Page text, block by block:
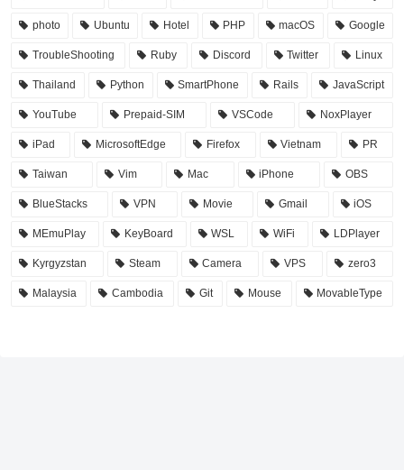
photo Ubuntu Hotel PHP macOS Google
TroubleShooting Ruby Discord Twitter Linux
Thailand Python SmartPhone Rails JavaScript
YouTube Prepaid-SIM VSCode NoxPlayer
iPad MicrosoftEdge Firefox Vietnam PR
Taiwan Vim Mac iPhone OBS
BlueStacks VPN Movie Gmail iOS
MEmuPlay KeyBoard WSL WiFi LDPlayer
Kyrgyzstan Steam Camera VPS zero3
Malaysia Cambodia Git Mouse MovableType